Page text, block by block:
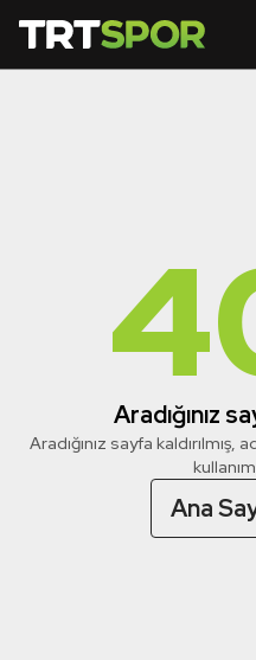
Aradığınız
Aradığınız sayfa
Ana